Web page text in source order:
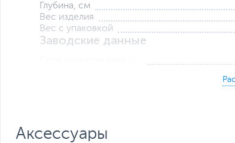
Глубина, см
Вес изделия
Вес с упаковкой
Заводские данные
Если вы заметили ошибку или неточность в описании
Аксессуары